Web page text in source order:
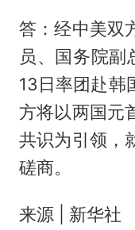
答：经中美双
员、国务院
13日率团赴韩
方将以两国元
共识为引领，
磋商。
来源 | 新华社